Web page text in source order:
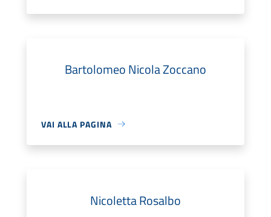
Bartolomeo Nicola Zoccano
VAI ALLA PAGINA
Nicoletta Rosalbo